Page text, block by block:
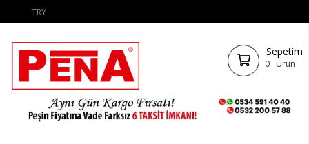
TRY
Sepetim
0 Ürün